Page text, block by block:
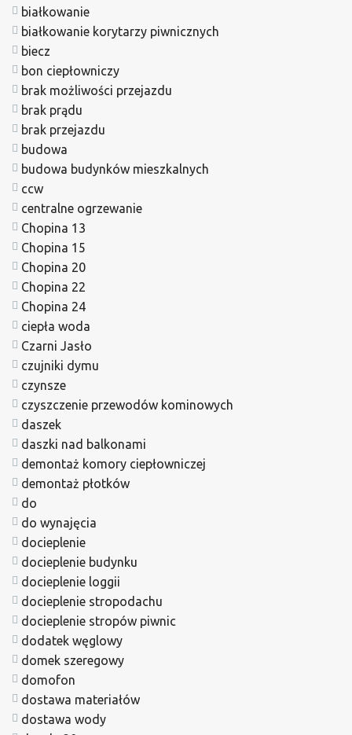
białkowanie
białkowanie korytarzy piwnicznych
biecz
bon ciepłowniczy
brak możliwości przejazdu
brak prądu
brak przejazdu
budowa
budowa budynków mieszkalnych
ccw
centralne ogrzewanie
Chopina 13
Chopina 15
Chopina 20
Chopina 22
Chopina 24
ciepła woda
Czarni Jasło
czujniki dymu
czynsze
czyszczenie przewodów kominowych
daszek
daszki nad balkonami
demontaż komory ciepłowniczej
demontaż płotków
do
do wynajęcia
docieplenie
docieplenie budynku
docieplenie loggii
docieplenie stropodachu
docieplenie stropów piwnic
dodatek węglowy
domek szeregowy
domofon
dostawa materiałów
dostawa wody